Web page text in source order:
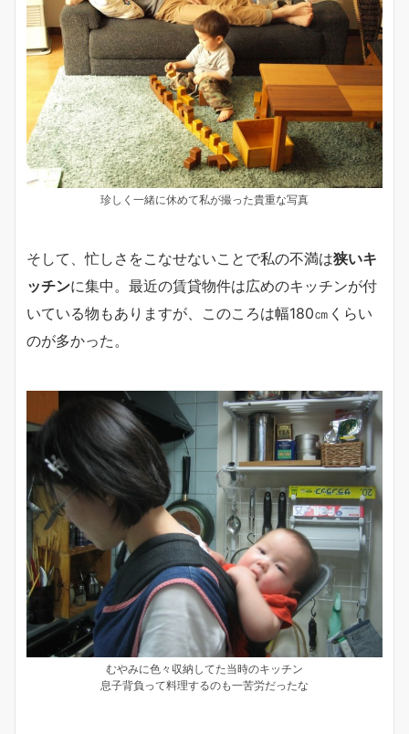
珍しく一緒に休めて私が撮った貴重な写真
そして、忙しさをこなせないことで私の不満は狭いキ
ッチンに集中。最近の賃貸物件は広めのキッチンが付
いている物もありますが、このころは幅180㎝くらい
のが多かった。
むやみに色々収納してた当時のキッチン
息子背負って料理するのも一苦労だったな